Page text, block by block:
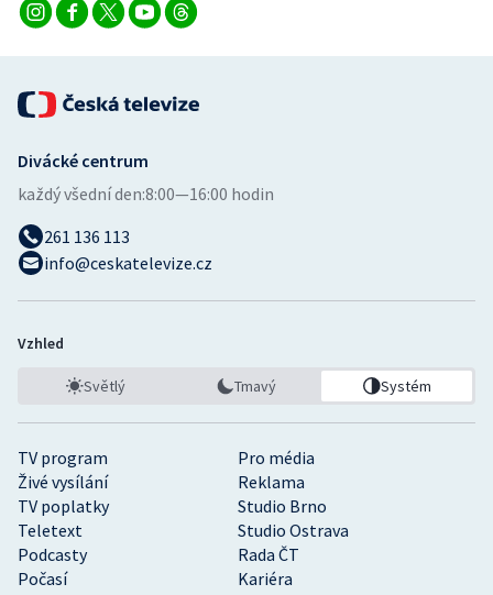
TV program
Pro média
Živé vysílání
Reklama
TV poplatky
Studio Brno
Teletext
Studio Ostrava
Podcasty
Rada ČT
Počasí
Kariéra
Divácké centrum
každý všední den:8:00—16:00 hodin
261 136 113
info@ceskatelevize.cz
Vzhled
Světlý Tmavý Systém